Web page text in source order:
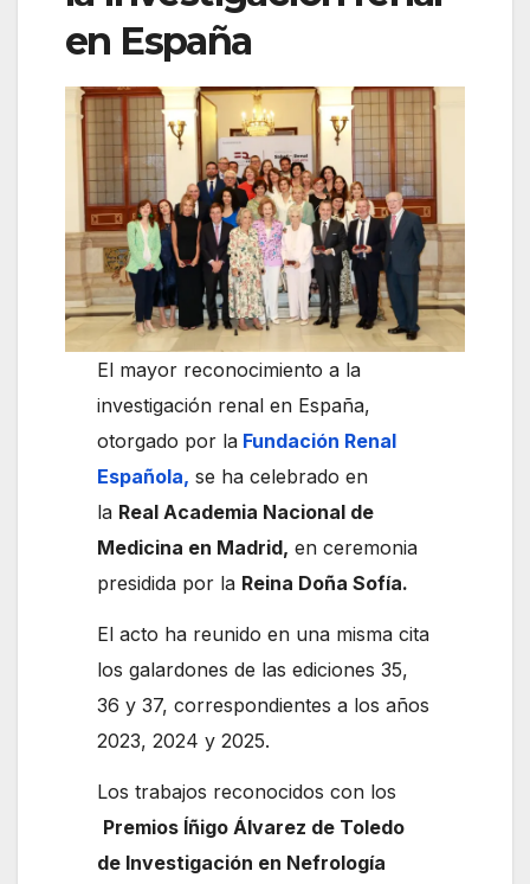
en España
El mayor reconocimiento a la
investigación renal en España,
otorgado por la Fundación Renal
Española, se ha celebrado en
la Real Academia Nacional de
Medicina en Madrid, en ceremonia
presidida por la Reina Doña Sofía.
El acto ha reunido en una misma cita
los galardones de las ediciones 35,
36 y 37, correspondientes a los años
2023, 2024 y 2025.
Los trabajos reconocidos con los
Premios Íñigo Álvarez de Toledo
de Investigación en Nefrología